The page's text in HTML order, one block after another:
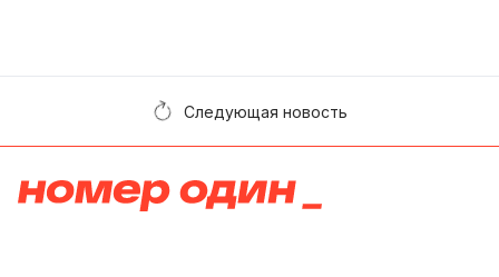
Следующая новость